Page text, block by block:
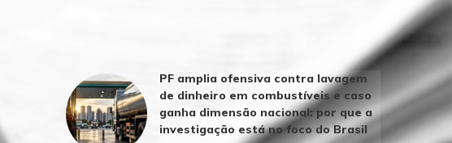
PF amplia ofensiva contra lavagem
de dinheiro em combustíveis e caso
ganha dimensão nacional: por que a
investigação está no foco do Brasil